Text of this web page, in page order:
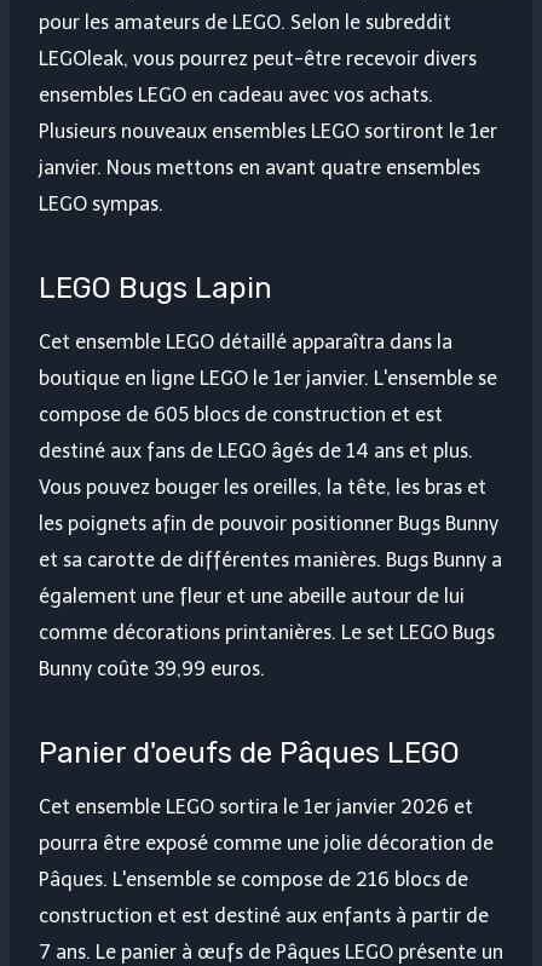
pour les amateurs de LEGO. Selon le subreddit
LEGOleak, vous pourrez peut-être recevoir divers
ensembles LEGO en cadeau avec vos achats.
Plusieurs nouveaux ensembles LEGO sortiront le 1er
janvier. Nous mettons en avant quatre ensembles
LEGO sympas.
LEGO Bugs Lapin
Cet ensemble LEGO détaillé apparaîtra dans la
boutique en ligne LEGO le 1er janvier. L'ensemble se
compose de 605 blocs de construction et est
destiné aux fans de LEGO âgés de 14 ans et plus.
Vous pouvez bouger les oreilles, la tête, les bras et
les poignets afin de pouvoir positionner Bugs Bunny
et sa carotte de différentes manières. Bugs Bunny a
également une fleur et une abeille autour de lui
comme décorations printanières. Le set LEGO Bugs
Bunny coûte 39,99 euros.
Panier d'oeufs de Pâques LEGO
Cet ensemble LEGO sortira le 1er janvier 2026 et
pourra être exposé comme une jolie décoration de
Pâques. L'ensemble se compose de 216 blocs de
construction et est destiné aux enfants à partir de
7 ans. Le panier à œufs de Pâques LEGO présente un